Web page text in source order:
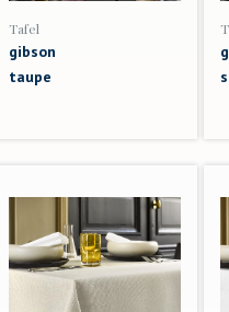
Tafel
gibson
taupe